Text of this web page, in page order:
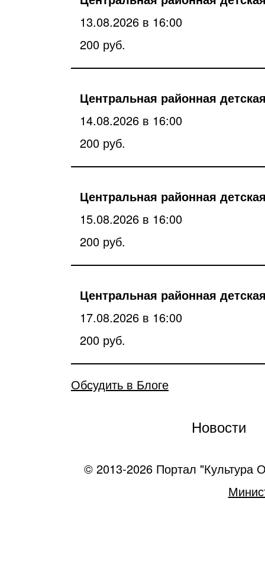
13.08.2026 в 16:00
200 руб.
Центральная районная
14.08.2026 в 16:00
200 руб.
Центральная районная
15.08.2026 в 16:00
200 руб.
Центральная районная
17.08.2026 в 16:00
200 руб.
Обсудить в Блоге
Новости
© 2013-2026 Портал "Культура